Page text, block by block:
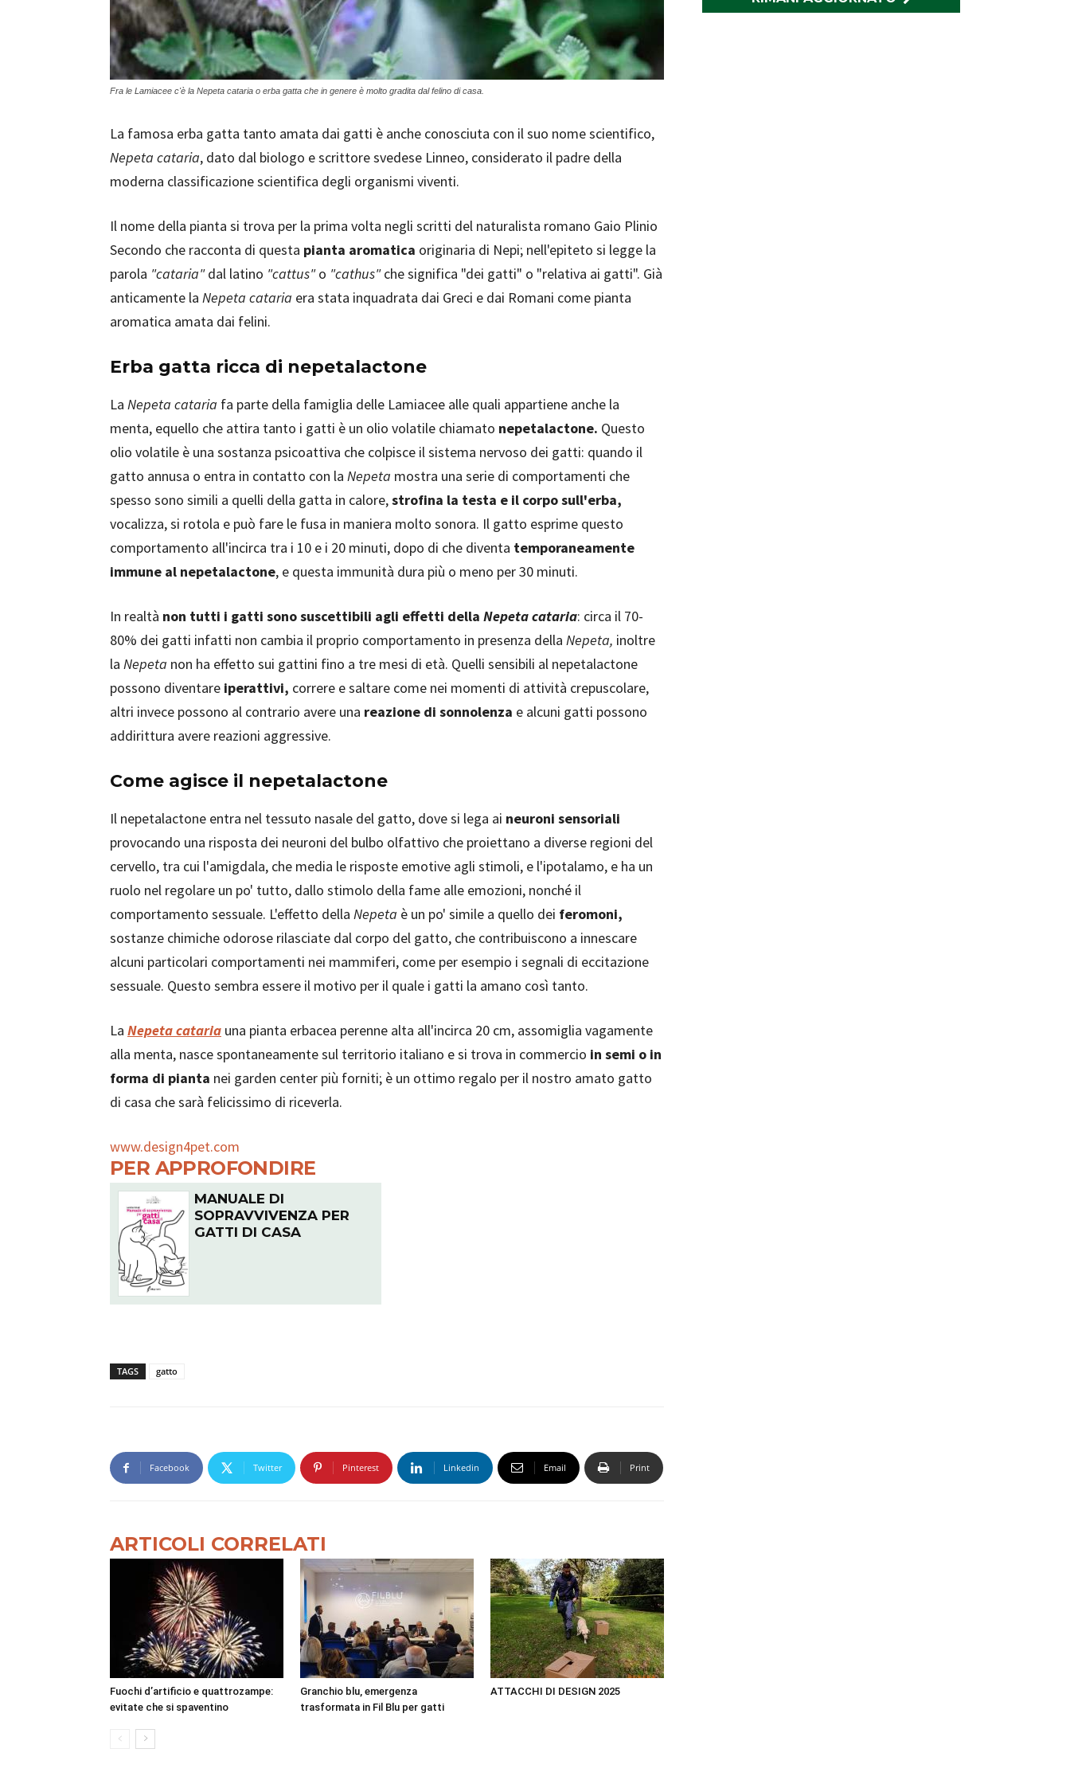
Fra le Lamiacee c'è la Nepeta cataria o erba gatta che in genere è molto gradita dal felino di casa.
La famosa erba gatta tanto amata dai gatti è anche conosciuta con il suo nome scientifico,
Nepeta cataria, dato dal biologo e scrittore svedese Linneo, considerato il padre della
moderna classificazione scientifica degli organismi viventi.
Il nome della pianta si trova per la prima volta negli scritti del naturalista romano Gaio Plinio
Secondo che racconta di questa pianta aromatica originaria di Nepi; nell'epiteto si legge la
parola "cataria"dal latino "cattus"o "cathus"che significa "dei gatti" o "relativa ai gatti". Già
anticamente la Nepeta cataria era stata inquadrata dai Greci e dai Romani come pianta
aromatica amata dai felini.
Erba gatta ricca di nepetalactone
La Nepeta cataria fa parte della famiglia delle Lamiacee alle quali appartiene anche la
menta, equello che attira tanto i gatti è un olio volatile chiamato nepetalactone. Questo
olio volatile è una sostanza psicoattiva che colpisce il sistema nervoso dei gatti: quando il
gatto annusa o entra in contatto con la Nepeta mostra una serie di comportamenti che
spesso sono simili a quelli della gatta in calore,strofina la testa e il corpo sull'erba,
vocalizza, si rotola e può fare le fusa in maniera molto sonora. Il gatto esprime questo
comportamento all'incirca tra i 10 e i 20 minuti, dopo di che diventa temporaneamente
immune al nepetalactone, e questa immunità dura più o meno per 30 minuti.
In realtà non tutti i gatti sono suscettibili agli effetti della Nepeta cataria: circa il 70-
80% dei gatti infatti non cambia il proprio comportamento in presenza della Nepeta, inoltre
la Nepeta non ha effetto sui gattini fino a tre mesi di età. Quelli sensibili al nepetalactone
possono diventare iperattivi, correre e saltare come nei momenti di attività crepuscolare,
altri invece possono al contrario avere una reazione di sonnolenza e alcuni gatti possono
addirittura avere reazioni aggressive.
Come agisce il nepetalactone
Il nepetalactone entra nel tessuto nasale del gatto, dove si lega ai neuroni sensoriali
provocando una risposta dei neuroni del bulbo olfattivo che proiettano a diverse regioni del
cervello, tra cui l'amigdala, che media le risposte emotive agli stimoli, e l'ipotalamo, e ha un
ruolo nel regolare un po' tutto, dallo stimolo della fame alle emozioni, nonché il
comportamento sessuale. L'effetto della Nepeta è un po' simile a quello dei feromoni,
sostanze chimiche odorose rilasciate dal corpo del gatto, che contribuiscono a innescare
alcuni particolari comportamenti nei mammiferi, come per esempio i segnali di eccitazione
sessuale. Questo sembra essere il motivo per il quale i gatti la amano così tanto.
La Nepeta cataria una pianta erbacea perenne alta all'incirca 20 cm, assomiglia vagamente
alla menta, nasce spontaneamente sul territorio italiano e si trova in commercio in semi o in
forma di pianta nei garden center più forniti; è un ottimo regalo per il nostro amato gatto
di casa che sarà felicissimo di riceverla.
www.design4pet.com
PER APPROFONDIRE
MANUALE DI
SOPRAVVIVENZA PER
GATTI DI CASA
TAGS gatto
Facebook Twitter Pinterest Linkedin Email Print
ARTICOLI CORRELATI
Fuochi d’artificio e quattrozampe:
evitate che si spaventino
Granchio blu, emergenza
trasformata in Fil Blu per gatti
ATTACCHI DI DESIGN 2025